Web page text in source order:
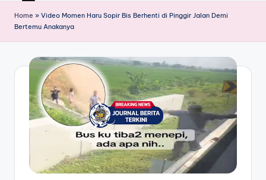
r
n
a
B
Home » Video Momen Haru Sopir Bis Berhenti di Pinggir Jalan Demi
Bertemu Anakanya